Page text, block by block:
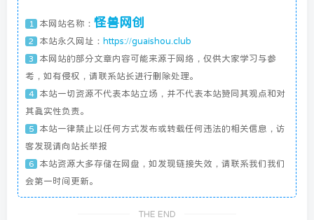
1 本网站名称： 怪兽网创
2 本站永久网址： https://guaishou.club
3
本网站的部分文章内容可能来源于网络，仅供大家学习与参
考，如有侵权，请联系站长进行删除处理。
4
本站一切资源不代表本站立场，并不代表本站赞同其观点和对
其真实性负责。
5
本站一律禁止以任何方式发布或转载任何违法的相关信息，访
客发现请向站长举报
6
本站资源大多存储在网盘，如发现链接失效，请联系我们我们
会第一时间更新。
THE END